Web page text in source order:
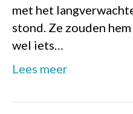
met het
stond. Ze zouden
wel iets…
Lees meer